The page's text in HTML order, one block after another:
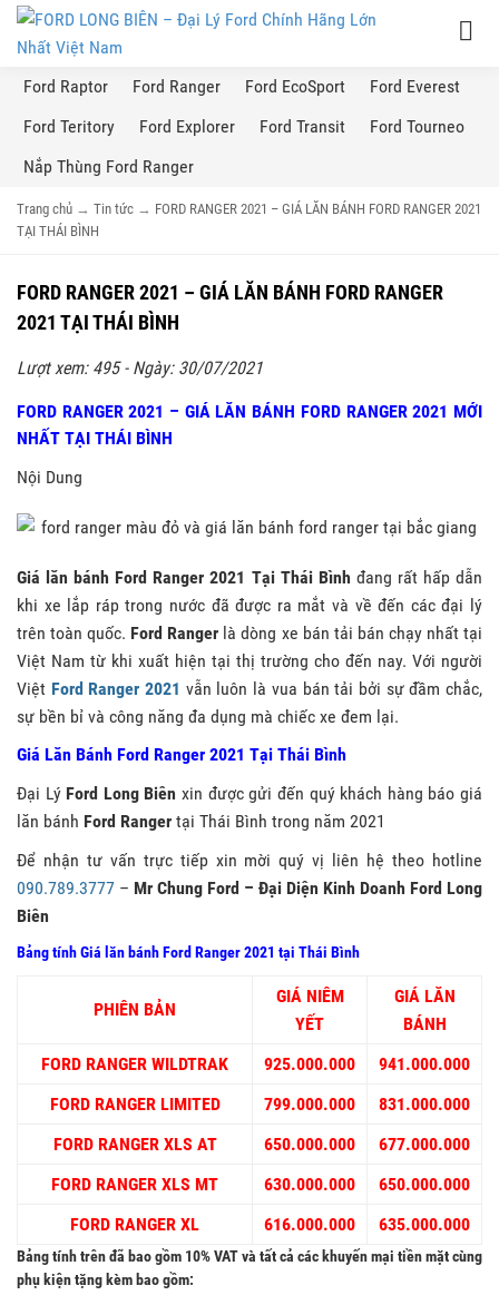
Ford Raptor Ford Ranger Ford EcoSport
Ford Everest
Ford Teritory
Ford Explorer Ford Transit
Ford Tourneo
Nắp Thùng Ford Ranger
Trang chủ → Tin tức → FORD RANGER 2021 – GIÁ LĂN BÁNH FORD RANGER 2021
TẠI THÁI BÌNH
FORD RANGER 2021 – GIÁ LĂN BÁNH FORD RANGER
2021 TẠI THÁI BÌNH
Lượt xem: 495 - Ngày: 30/07/2021
FORD RANGER 2021 – GIÁ LĂN BÁNH FORD RANGER 2021 MỚI
NHẤT TẠI THÁI BÌNH
Nội Dung
Giá lăn bánh Ford Ranger 2021 Tại Thái Bình đang rất hấp dẫn
khi xe lắp ráp trong nước đã được ra mắt và về đến các đại lý
trên toàn quốc. Ford Ranger là dòng xe bán tải bán chạy nhất tại
Việt Nam từ khi xuất hiện tại thị trường cho đến nay. Với người
Việt Ford Ranger 2021 vẫn luôn là vua bán tải bởi sự đầm chắc,
sự bền bỉ và công năng đa dụng mà chiếc xe đem lại.
Giá Lăn Bánh Ford Ranger 2021 Tại Thái Bình
Đại Lý Ford Long Biên xin được gửi đến quý khách hàng báo giá
lăn bánh Ford Ranger tại Thái Bình trong năm 2021
Để nhận tư vấn trực tiếp xin mời quý vị liên hệ theo hotline
090.789.3777 – Mr Chung Ford – Đại Diện Kinh Doanh Ford Long
Biên
Bảng tính Giá lăn bánh Ford Ranger 2021 tại Thái Bình
PHIÊN BẢN
GIÁ NIÊM
YẾT
GIÁ LĂN
BÁNH
FORD RANGER WILDTRAK
925.000.000
941.000.000
FORD RANGER LIMITED
799.000.000
831.000.000
FORD RANGER XLS AT
650.000.000
677.000.000
FORD RANGER XLS MT
630.000.000
650.000.000
FORD RANGER XL
616.000.000 635.000.000
Bảng tính trên đã bao gồm 10% VAT và tất cả các khuyến mại tiền mặt cùng
phụ kiện tặng kèm bao gồm: